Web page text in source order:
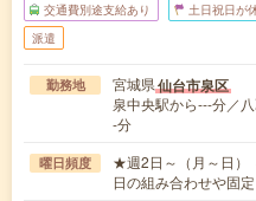
交通費別途支給あり 土日祝日が
派遣
勤務地 宮城県仙台市泉区
泉中央駅から---分／
-分
曜日頻度
★週2日～（月～日）
日の組み合わせや固定